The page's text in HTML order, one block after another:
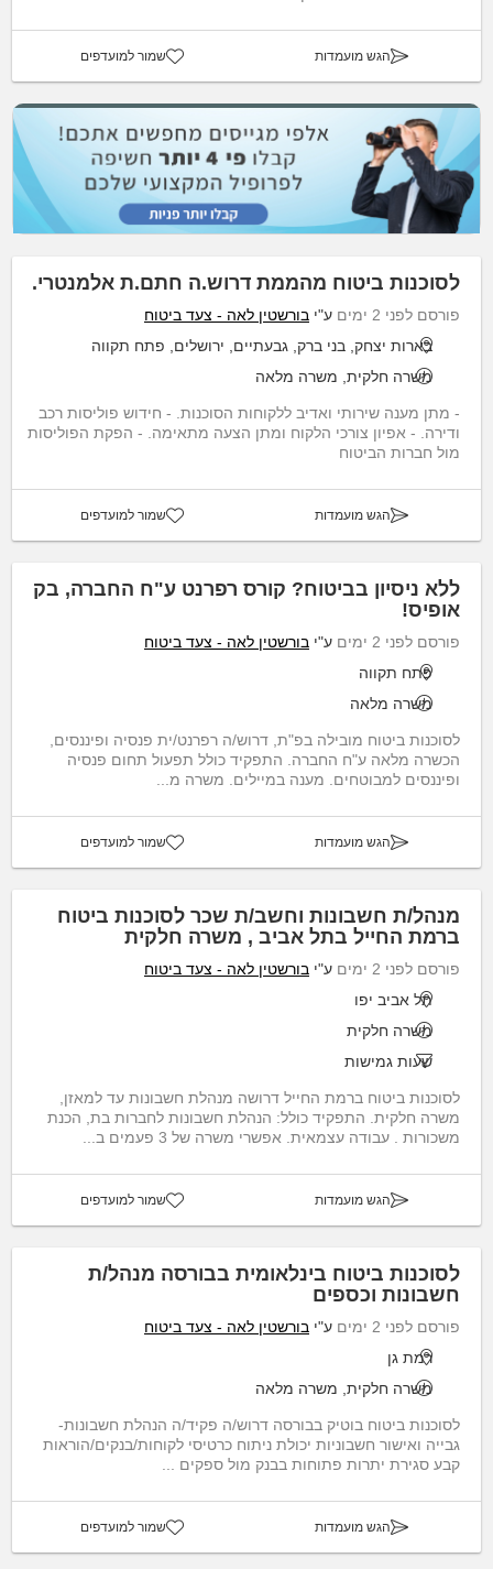
הגש מועמדות שמור למועדפים
לסוכנות ביטוח מהממת דרוש.ה חתם.ת אלמנטרי.
פורסם לפני 2 ימים ע"י בורשטין לאה - צעד ביטוח
בארות יצחק, בני ברק, גבעתיים, ירושלים, פתח תקווה
משרה חלקית, משרה מלאה
- מתן מענה שירותי ואדיב ללקוחות הסוכנות. - חידוש פוליסות רכב
ודירה. - אפיון צורכי הלקוח ומתן הצעה מתאימה. - הפקת הפוליסות
מול חברות הביטוח
הגש מועמדות שמור למועדפים
ללא ניסיון בביטוח? קורס רפרנט ע"ח החברה, בק
אופיס!
פורסם לפני 2 ימים ע"י בורשטין לאה - צעד ביטוח
פתח תקווה
משרה מלאה
לסוכנות ביטוח מובילה בפ"ת, דרוש/ה רפרנט/ית פנסיה ופיננסים,
הכשרה מלאה ע"ח החברה. התפקיד כולל תפעול תחום פנסיה
ופיננסים למבוטחים. מענה במיילים. משרה מ...
הגש מועמדות שמור למועדפים
מנהל/ת חשבונות וחשב/ת שכר לסוכנות ביטוח
ברמת החייל בתל אביב , משרה חלקית
פורסם לפני 2 ימים ע"י בורשטין לאה - צעד ביטוח
תל אביב יפו
משרה חלקית
שעות גמישות
לסוכנות ביטוח ברמת החייל דרושה מנהלת חשבונות עד למאזן,
משרה חלקית. התפקיד כולל: הנהלת חשבונות לחברות בת, הכנת
משכורות . עבודה עצמאית. אפשרי משרה של 3 פעמים ב...
הגש מועמדות שמור למועדפים
לסוכנות ביטוח בינלאומית בבורסה מנהל/ת
חשבונות וכספים
פורסם לפני 2 ימים ע"י בורשטין לאה - צעד ביטוח
רמת גן
משרה חלקית, משרה מלאה
לסוכנות ביטוח בוטיק בבורסה דרוש/ה פקיד/ה הנהלת חשבונות-
גבייה ואישור חשבוניות יכולת ניתוח כרטיסי לקוחות/בנקים/הוראות
קבע סגירת יתרות פתוחות בבנק מול ספקים ...
הגש מועמדות שמור למועדפים